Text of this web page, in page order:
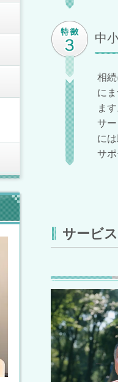
中
相
に
ま
サ
に
サ
サービ